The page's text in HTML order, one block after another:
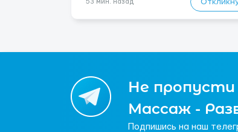
53 мин. назад
Не пропусти
Массаж -
Подпишись на наш